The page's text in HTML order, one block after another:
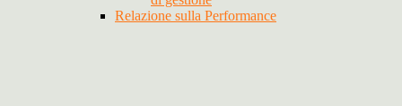
Relazione sulla Performance